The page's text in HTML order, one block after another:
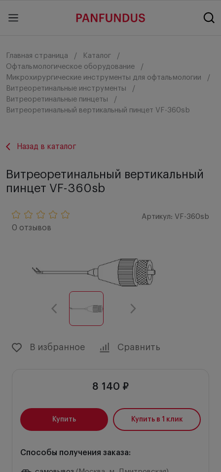
Главная страница
Каталог
Офтальмологическое оборудование
Микрохирургические инструменты для офтальмологии
Витреоретинальные инструменты
Витреоретинальные пинцеты
Витреоретинальный вертикальный пинцет VF-360sb
Назад в каталог
Витреоретинальный вертикальный
пинцет VF-360sb
0 отзывов
Артикул: VF-360sb
В избранное Сравнить
8 140 ₽
Купить Купить в 1 клик
Способы получения заказа: